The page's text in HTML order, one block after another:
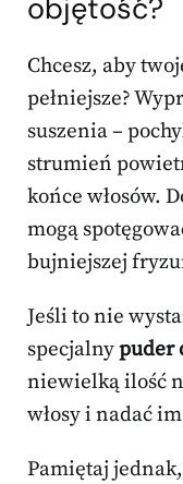
objętość?
Chcesz, aby
pełniejsze?
suszenia –
strumień
końce włosów.
mogą
bujniejszej
Jeśli to nie
specjalnypuder
niewielką ilość
włosy i nadać
Pamiętaj